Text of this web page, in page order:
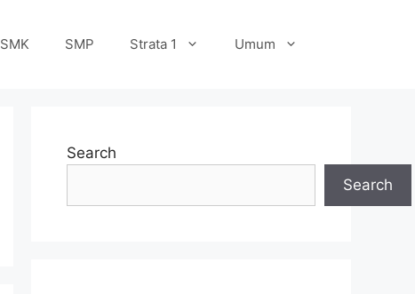
SMK SMP Strata 1 Umum
Search
Search